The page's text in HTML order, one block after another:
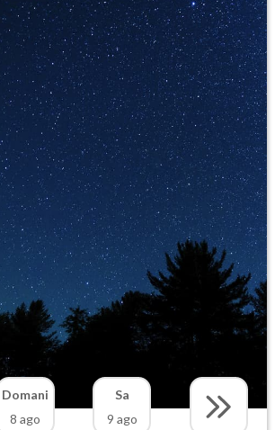
Domani
8 ago
Sa
9 ago